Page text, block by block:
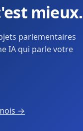
mieux.
parlementaires
IA qui parle votre
→